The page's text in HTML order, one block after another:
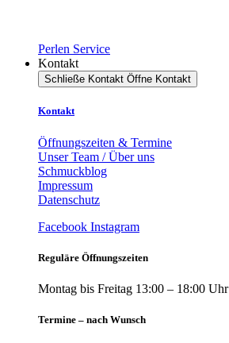
Perlen Service
Kontakt
Schließe Kontakt Öffne Kontakt
Kontakt
Öffnungszeiten & Termine
Unser Team / Über uns
Schmuckblog
Impressum
Datenschutz
Facebook Instagram
Reguläre Öffnungszeiten
Montag bis Freitag 13:00 – 18:00 Uhr
Termine – nach Wunsch